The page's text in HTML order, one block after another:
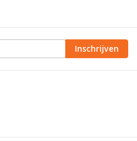
Inschrijven